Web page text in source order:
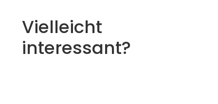
Vielleicht
interessant?